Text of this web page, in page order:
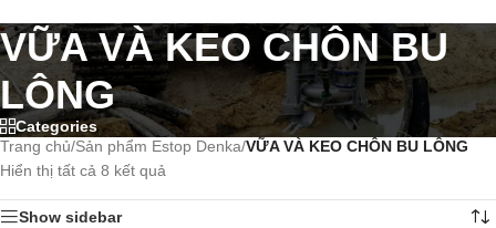
VỮA VÀ KEO CHÔN BU
LÔNG
Categories
Trang chủ/Sản phẩm Estop Denka/VỮA VÀ KEO CHÔN BU LÔNG
Hiển thị tất cả 8 kết quả
Show sidebar